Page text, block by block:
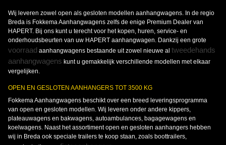
Wij leveren zowel open als gesloten modellen aanhangwagens. In de regio
Breda is Fokkema Aanhangwagens zelfs de enige Premium Dealer van
HAPERT. Bij ons kunt u terecht voor het kopen, huren, service- en
onderhoudsbeurten van uw HAPERT aanhangwagen. Dankzij een grote
voorraad aanhangwagens bestaande uit zowel nieuwe al tweedehands
aanhangwagens kunt u gemakkelijk verschillende modellen met elkaar
vergelijken.
OPEN EN GESLOTEN AANHANGERS TOT 3500 KG
Fokkema Aanhangwagens beschikt over een breed leveringsprogramma
van open en gesloten modellen. Wij leveren onder andere kippers,
plateauwagens en bakwagens, autoambulances, bagagewagens en
koelwagens. Naast het assortiment open en gesloten aanhangers hebben
wij in Breda ook speciale trailers te koop staan, zoals boottrailers,